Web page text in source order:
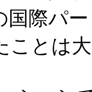
国際パ
ことは